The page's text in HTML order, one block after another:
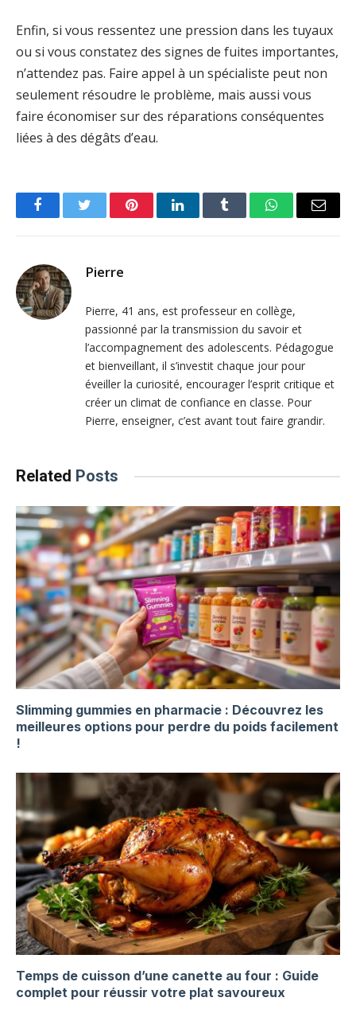
Enfin, si vous ressentez une pression dans les tuyaux
ou si vous constatez des signes de fuites importantes,
n’attendez pas. Faire appel à un spécialiste peut non
seulement résoudre le problème, mais aussi vous
faire économiser sur des réparations conséquentes
liées à des dégâts d’eau.
FacebookTwitter PinterestLinkedInTumblr WhatsAppEmail
Pierre
Pierre, 41 ans, est professeur en collège,
passionné par la transmission du savoir et
l’accompagnement des adolescents. Pédagogue
et bienveillant, il s’investit chaque jour pour
éveiller la curiosité, encourager l’esprit critique et
créer un climat de confiance en classe. Pour
Pierre, enseigner, c’est avant tout faire grandir.
Related Posts
Slimming gummies en pharmacie : Découvrez les
meilleures options pour perdre du poids facilement
!
Temps de cuisson d’une canette au four : Guide
complet pour réussir votre plat savoureux